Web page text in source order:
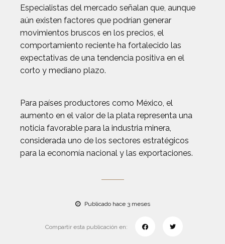
Especialistas del mercado señalan que, aunque
aún existen factores que podrían generar
movimientos bruscos en los precios, el
comportamiento reciente ha fortalecido las
expectativas de una tendencia positiva en el
corto y mediano plazo.
Para países productores como México, el
aumento en el valor de la plata representa una
noticia favorable para la industria minera,
considerada uno de los sectores estratégicos
para la economía nacional y las exportaciones.
Publicado hace 3 meses
Compartir esta publicación en: